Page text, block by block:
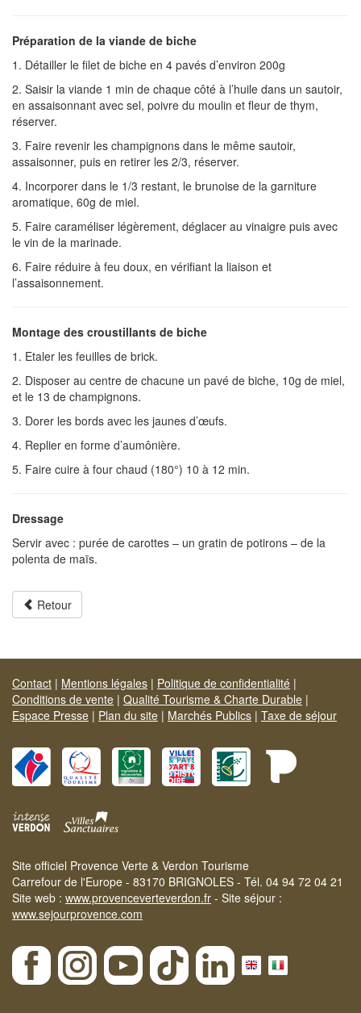
Préparation de la viande de biche
1. Détailler le filet de biche en 4 pavés d’environ 200g
2. Saisir la viande 1 min de chaque côté à l’huile dans un sautoir,
en assaisonnant avec sel, poivre du moulin et fleur de thym,
réserver.
3. Faire revenir les champignons dans le même sautoir,
assaisonner, puis en retirer les 2/3, réserver.
4. Incorporer dans le 1/3 restant, le brunoise de la garniture
aromatique, 60g de miel.
5. Faire caraméliser légèrement, déglacer au vinaigre puis avec
le vin de la marinade.
6. Faire réduire à feu doux, en vérifiant la liaison et
l’assaisonnement.
Montage des croustillants de biche
1. Etaler les feuilles de brick.
2. Disposer au centre de chacune un pavé de biche, 10g de miel,
et le 13 de champignons.
3. Dorer les bords avec les jaunes d’œufs.
4. Replier en forme d’aumônière.
5. Faire cuire à four chaud (180°) 10 à 12 min.
Dressage
Servir avec : purée de carottes – un gratin de potirons – de la
polenta de maïs.
Retour
Contact | Mentions légales | Politique de confidentialité |
Conditions de vente | Qualité Tourisme & Charte Durable |
Espace Presse | Plan du site | Marchés Publics | Taxe de séjour
Site officiel Provence Verte & Verdon Tourisme
Carrefour de l'Europe - 83170 BRIGNOLES - Tél. 04 94 72 04 21
Site web : www.provenceverteverdon.fr - Site séjour :
www.sejourprovence.com